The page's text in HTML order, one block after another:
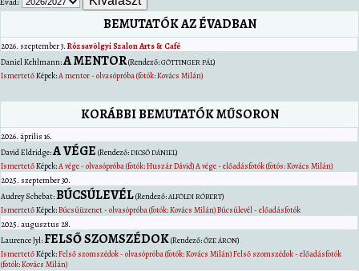
BEMUTATÓK AZ ÉVADBAN
2026. szeptember 3. Rózsavölgyi Szalon Arts & Café
DanielKehlmann:A MENTOR(Rendező:GÖTTINGER PÁL)
IsmertetőKépek:A mentor - olvasópróba (fotók: Kovács Milán)
KORÁBBI BEMUTATÓK MŰSORON
2026. április 16.
DavidEldridge:A VÉGE (Rendező:DICSŐ DÁNIEL)
IsmertetőKépek:A vége - olvasópróba (fotók: Huszár Dávid)A vége - előadásfotók (fotós: Kovács Milán)
2025. szeptember 30.
Audrey Schebat:BÚCSÚLEVÉL(Rendező:ALFÖLDI RÓBERT)
IsmertetőKépek:Búcsúüzenet - olvasópróba (fotók: Kovács Milán)Búcsúlevél - előadásfotók
2025. augusztus 28.
LaurenceJyl:FELSŐ SZOMSZÉDOK(Rendező:ŐZE ÁRON)
IsmertetőKépek:Felső szomszédok - olvasópróba (fotók: Kovács Milán)Felső szomszédok - előadásfotók
(fotók: Kovács Milán)